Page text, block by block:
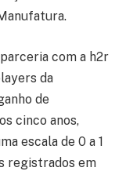
com a h2r
da
de
cinco anos,
escala de 0 a 1
registrados em